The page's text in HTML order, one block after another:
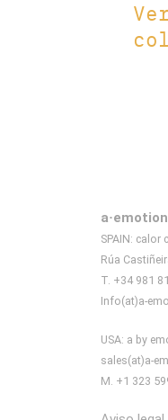
SPAIN: calor
Rúa
T. +34 981
Info(at)a-
USA: a by
sales(at)a-
M. +1 323